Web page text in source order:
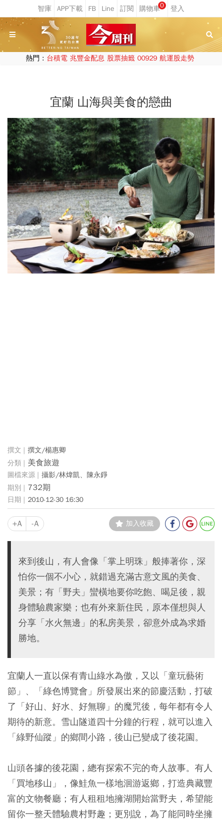
0
熱門： 台積電 兆豐金配息 股票抽籤 00929 航運股走勢
宜蘭 山海與美食的戀曲
撰文/楊惠卿
美食旅遊
攝影/林煒凱、陳永錚
732期
2010-12-30 16:30
+A -A 加入收藏
來到後山，有人會像「掌上明珠」般捧著你，深
怕你一個不小心，就錯過充滿古意文風的美食、
美景；有「野夫」蠻橫地要你吃飽、喝足後，親
身體驗農家樂；也有外來新住民，原本僅想與人
分享「水火無邊」的私房美景，卻意外成為求婚
勝地。
宜蘭人一直以保有青山綠水為傲，又以「童玩藝術
節」、「綠色博覽會」所發展出來的節慶活動，打破
了「好山、好水、好無聊」的魔咒後，每年都有令人
期待的新意。雪山隧道四十分鐘的行程，就可以進入
「綠野仙蹤」的鄉間小路，後山已變成了後花園。
山頭各據的後花園，總有探索不完的奇人故事。有人
「買地移山」，像鮭魚一樣地洄游返鄉，打造典藏豐
富的文物餐廳；有人租租地擁湖開始當野夫，希望能
留你一整天體驗農村野趣；更別說，為了能同時坐擁